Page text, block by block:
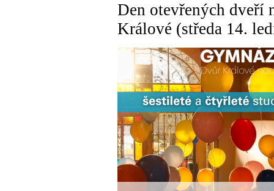
Den otevřených dveří
Králové (středa 14.